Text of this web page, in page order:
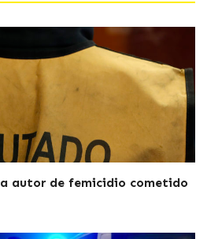
autor de femicidio cometido